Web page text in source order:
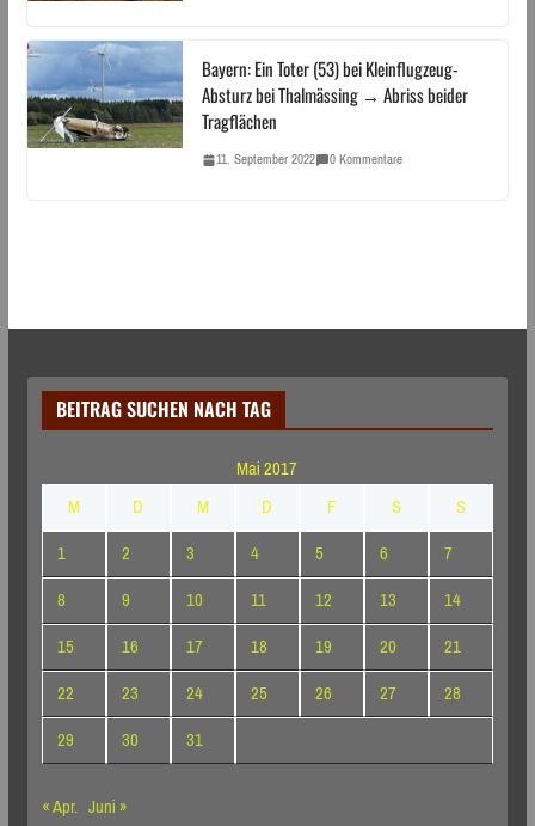
Bayern: Ein Toter (53) bei Kleinflugzeug-
Absturz bei Thalmässing → Abriss beider
Tragflächen
11. September 2022 0 Kommentare
BEITRAG SUCHEN NACH TAG
Mai 2017
M
D M D F S
S
1
2 3 4 5 6
7
8
9 10 11 12 13
14
15
16 17 18 19 20
21
22
23 24 25 26 27
28
29
30
31
« Apr. Juni »